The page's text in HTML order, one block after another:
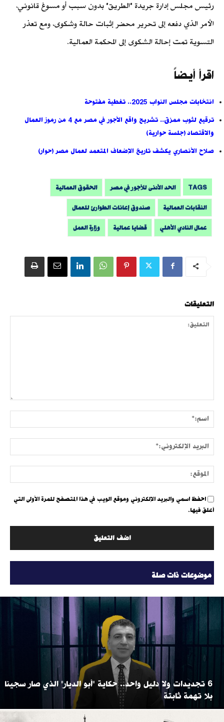
رئيس مجلس إدارة جريدة "الطريق" بدون سبب أو مسوغ قانوني،
الأمر الذي دفعه إلى تحرير محضر إثبات حالة وشكوى، ومع تعذر
التسوية تمت إحالة الشكوى إلى المحكمة العمالية.
اقرأ أيضاً
انتخابات مجلس النواب 2025.. تغطية مفتوحة
ترقيع لثوب ممزق.. تشريح واقع الأجور في مصر مع 4 من رموز العمال
والاقتصاد (جلسة حوارية)
صلاح الأنصاري يكشف تاريخ الإضعاف المتعمد لعمال مصر (حوار)
TAGS الحد الأدنى للأجور في مصر الحقوق العمالية
النقابات العمالية صندوق إعانات الطوارئ للعمال
عمال النادي الأهلي قضايا عمالية وزارة العمل
التعليقات
احفظ اسمي والبريد الإلكتروني وموقع الويب في هذا المتصفح للمرة الأولى التي
أعلق فيها.
موضوعات ذات صلة
6 تجديدات ولا دليل واحد.. حكاية "أبو الديار" الذي صار سجينا
بلا تهمة ثابتة